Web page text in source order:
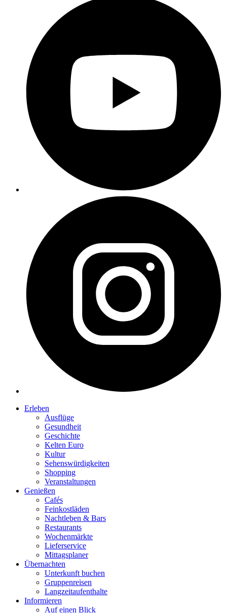
Erleben
Ausflüge
Gesundheit
Geschichte
Kelten Euro
Kultur
Sehenswürdigkeiten
Shopping
Veranstaltungen
Genießen
Cafés
Feinkostläden
Nachtleben & Bars
Restaurants
Wochenmärkte
Lieferservice
Mittagsplaner
Übernachten
Unterkunft buchen
Gruppenreisen
Langzeitaufenthalte
Informieren
Auf einen Blick